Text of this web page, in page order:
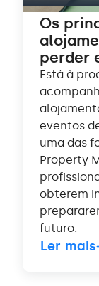
Os
perder
Está à
eventos
uma das
Property
obterem
futuro.
Ler mais